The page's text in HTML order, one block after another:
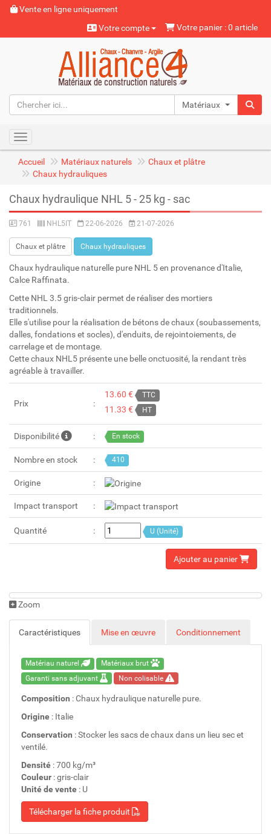
Vente en ligne uniquement
Votre compte
Votre panier : 0 article
Matériaux naturels
Toggle navigation
Accueil Matériaux naturels
Chaux et plâtre
Chaux hydrauliques
Chaux hydraulique NHL 5 - 25 kg - sac
761 NHL5IT 22-06-2026 21-07-2026
Chaux et plâtre Chaux hydrauliques
Chaux hydraulique naturelle pure NHL 5 en provenance d'Italie,
Calce Raffinata.
Cette NHL 3.5 gris-clair permet de réaliser des mortiers
traditionnels.
Elle s'utilise pour la réalisation de bétons de chaux (soubassements,
dalles, fondations et socles), d'enduits, de rejointoiements, de
carrelage et de montage.
Cette chaux NHL5 présente une belle onctuosité, la rendant très
agréable à travailler.
Prix
13.60 € TTC
11.33 € HT
Disponibilité En stock
Nombre en stock 410
Origine
Impact transport
Quantité U (Unité)
Ajouter au panier
Zoom
Caractéristiques Mise en œuvre Conditionnement
Matériau naturel
Matériaux brut
Garanti sans adjuvant
Non colisable
Composition : Chaux hydraulique naturelle pure.
Origine : Italie
Conservation : Stocker les sacs de chaux dans un lieu sec et
ventilé.
Densité : 700 kg/m³
Couleur : gris-clair
Unité de vente : U
Télécharger la fiche produit